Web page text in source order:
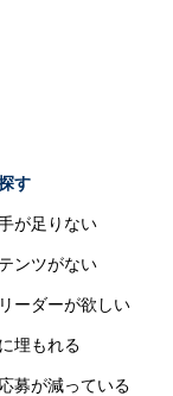
す
が足りない
ンツがない
ーダーが欲しい
埋もれる
募が減っている